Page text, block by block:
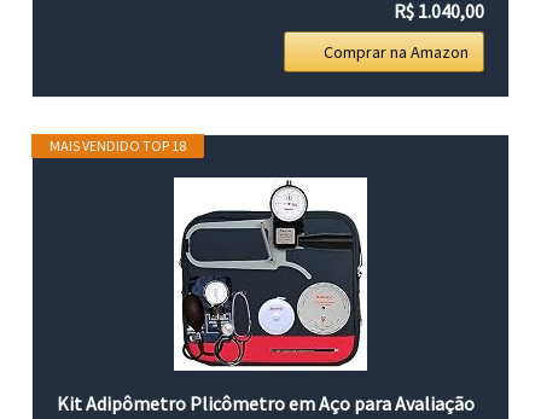
R$ 1.040,00
Comprar na Amazon
MAIS VENDIDO TOP 18
Kit Adipômetro Plicômetro em Aço para Avaliação